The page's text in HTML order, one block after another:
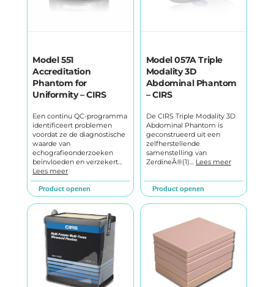
Model 551
Accreditation
Phantom for
Uniformity – CIRS
Een continu QC-programma
identificeert problemen
voordat ze de diagnostische
waarde van
echografieonderzoeken
beïnvloeden en verzekert…
Lees meer
Product openen
Model 057A Triple
Modality 3D
Abdominal Phantom
– CIRS
De CIRS Triple Modality 3D
Abdominal Phantom is
geconstrueerd uit een
zelfherstellende
samenstelling van
ZerdineÂ®(1)… Lees meer
Product openen